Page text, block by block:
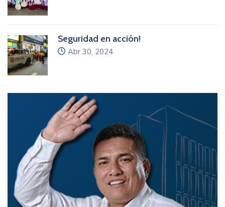
Seguridad en acción!
icon
Abr 30, 2024